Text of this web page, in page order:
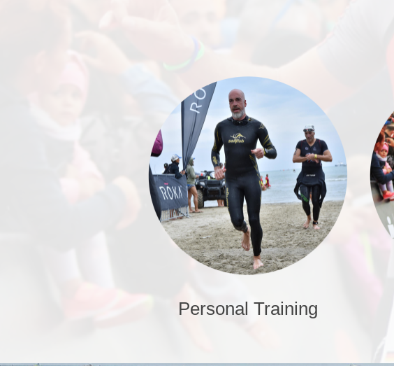
Personal Training